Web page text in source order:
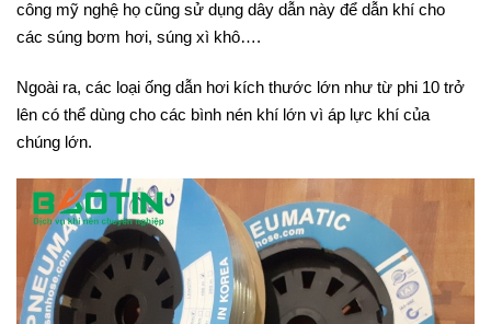
công mỹ nghệ họ cũng sử dụng dây dẫn này để dẫn khí cho
các súng bơm hơi, súng xì khô….
Ngoài ra, các loại ống dẫn hơi kích thước lớn như từ phi 10 trở
lên có thể dùng cho các bình nén khí lớn vì áp lực khí của
chúng lớn.